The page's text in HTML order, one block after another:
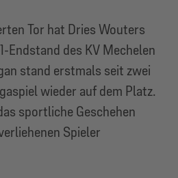
Tor hat Dries Wouters
Endstand des KV Mechelen
stand erstmals seit zwei
wieder auf dem Platz.
sportliche Geschehen
Spieler